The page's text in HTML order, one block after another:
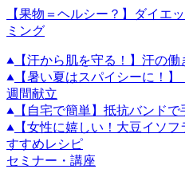
【果物＝ヘルシー？】ダイエ
ミング
【汗から肌を守る！】汗の
【暑い夏はスパイシーに！
週間献立
【自宅で簡単】抵抗バンドで
【女性に嬉しい！大豆イソ
すすめレシピ
セミナー・講座